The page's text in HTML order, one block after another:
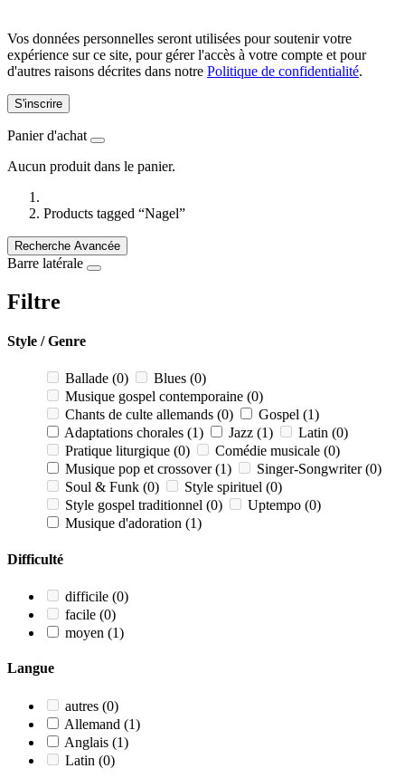
Vos données personnelles seront utilisées pour soutenir votre
expérience sur ce site, pour gérer l'accès à votre compte et pour
d'autres raisons décrites dans notre Politique de confidentialité.
S'inscrire
Panier d'achat
Aucun produit dans le panier.
Products tagged “Nagel”
Recherche Avancée
Barre latérale
Filtre
Style / Genre
Ballade (0) Blues (0)
Musique gospel contemporaine (0)
Chants de culte allemands (0) Gospel (1)
Adaptations chorales (1) Jazz (1) Latin (0)
Pratique liturgique (0) Comédie musicale (0)
Musique pop et crossover(1) Singer-Songwriter(0)
Soul & Funk (0) Style spirituel (0)
Style gospel traditionnel (0) Uptempo (0)
Musique d'adoration (1)
Difficulté
difficile (0)
facile (0)
moyen (1)
Langue
autres (0)
Allemand (1)
Anglais (1)
Latin (0)